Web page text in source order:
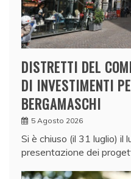
DISTRETTI DEL
DI INVESTIMENTI
BERGAMASCHI
5 Agosto 2026
Si è chiuso (il 31 luglio) il
presentazione dei